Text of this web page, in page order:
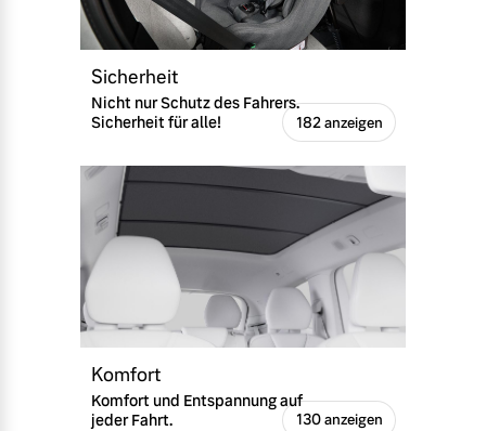
Sicherheit
Nicht nur Schutz des Fahrers.
Sicherheit für alle!
182 anzeigen
Komfort
Komfort und Entspannung auf
jeder Fahrt.
130 anzeigen